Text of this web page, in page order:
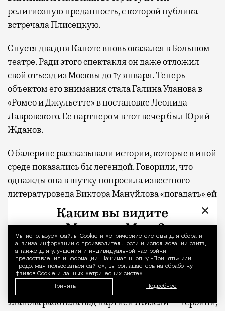
Уведомление
Мы используем файлы Сookie и метрические системы для сбора и
анализа информации о производительности и использовании сайта,
а также для улучшения и индивидуальной настройки
предоставления информации. Нажимая кнопку «Принять» или
продолжая пользоваться сайтом, вы соглашаетесь на обработку
файлов Cookie и данных метрических систем.
Принять Подробнее
религиозную преданность, с которой публика
встречала Плисецкую.
Спустя два дня Капоте вновь оказался в Большом
театре. Ради этого спектакля он даже отложил
свой отъезд из Москвы до 17 января. Теперь
объектом его внимания стала Галина Уланова в
«Ромео и Джульетте» в постановке Леонида
Лавровского. Ее партнером в тот вечер был Юрий
Жданов.
О балерине рассказывали истории, которые в иной
среде показались бы легендой. Говорили, что
однажды она в шутку попросила известного
литературоведа Виктора Мануйлова «погадать» ей
по руке. Тот сперва отказывался: успех балерины
был слишком очевиден, чтобы искать его в линиях
ладони. Но, взглянув на протянутую руку,
неожиданно изменился в лице: по его словам, на
ладони не было ни следов славы, ни прожитых
триумфов, а линия жизни обрывалась на отметке
семнадцати лет. Позднее, узнав, что в те дни
Уланова работала над партией Жизели — героини,
×